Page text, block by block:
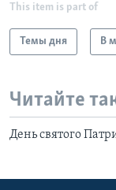
This item is part of
Темы дня В
Читайте
День святого